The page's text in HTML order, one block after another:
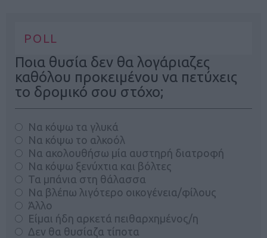
POLL
Ποια θυσία δεν θα λογάριαζες
καθόλου προκειμένου να πετύχεις
το δρομικό σου στόχο;
Να κόψω τα γλυκά
Να κόψω το αλκοόλ
Να ακολουθήσω μία αυστηρή διατροφή
Να κόψω ξενύχτια και βόλτες
Τα μπάνια στη θάλασσα
Να βλέπω λιγότερο οικογένεια/φίλους
Άλλο
Είμαι ήδη αρκετά πειθαρχημένος/η
Δεν θα θυσίαζα τίποτα